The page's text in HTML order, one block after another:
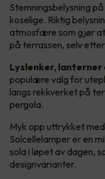
Stemningsbelysning
koselige. Riktig
atmosfære som gjør
på terrassen, selv
Lyslenker, lanterner
populære valg for
langs rekkverket på
pergola.
Myk opp uttrykket
Solcellelamper er en
sola i løpet av dagen,
designvarianter.